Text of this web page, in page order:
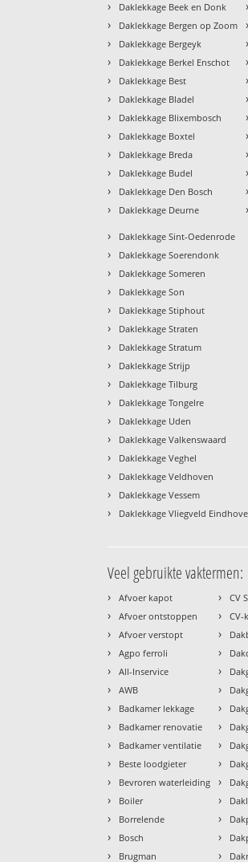
› Daklekkage Beek en Donk
› Daklekkage Bergen op Zoom
› Daklekkage Bergeyk
› Daklekkage Berkel Enschot
› Daklekkage Best
› Daklekkage Bladel
› Daklekkage Blixembosch
› Daklekkage Boxtel
› Daklekkage Breda
› Daklekkage Budel
› Daklekkage Den Bosch
› Daklekkage Deurne
›
›
›
›
›
›
›
›
›
›
›
›
› Daklekkage Sint-Oedenrode
› Daklekkage Soerendonk
› Daklekkage Someren
› Daklekkage Son
› Daklekkage Stiphout
› Daklekkage Straten
› Daklekkage Stratum
› Daklekkage Strijp
› Daklekkage Tilburg
› Daklekkage Tongelre
› Daklekkage Uden
› Daklekkage Valkenswaard
› Daklekkage Veghel
› Daklekkage Veldhoven
› Daklekkage Vessem
› Daklekkage Vliegveld
Veel gebruikte vaktermen:
› Afvoer kapot
› Afvoer ontstoppen
› Afvoer verstopt
› Agpo ferroli
› All-Inservice
› AWB
› Badkamer lekkage
› Badkamer renovatie
› Badkamer ventilatie
› Beste loodgieter
› Bevroren waterleiding
› Boiler
› Borrelende
› Bosch
› Brugman
› CV
›
›
›
›
›
›
›
›
›
›
›
›
›
›